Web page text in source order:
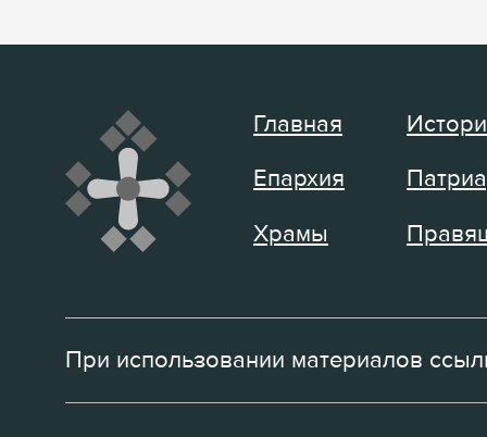
Главная
Епархия
Храмы
При использовании материалов